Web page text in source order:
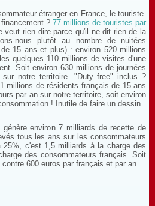
étranger en France, le touriste.
? 77 millions de touristes par
veut rien dire parce qu'il ne dit rien de la
nous plutôt au nombre de nuitées
15 ans et plus) : environ 520 millions
quelques 110 millions de visites d'une
Soit environ 630 millions de journées
sur notre territoire. "Duty free" inclus ?
millions de résidents français de 15 ans
par an sur notre territoire, soit environ
! Inutile de faire un dessin.
environ 7 milliards de recette de
tous les ans sur les consommateurs
25%, c'est 1,5 milliards à la charge des
des consommateurs français. Soit
600 euros par français et par an.